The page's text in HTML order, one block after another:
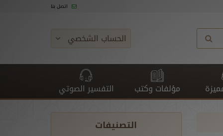
اتصل بنا
الحساب الشخصي
مؤلفات وكتب التفسير الصوتي
التصنيفات